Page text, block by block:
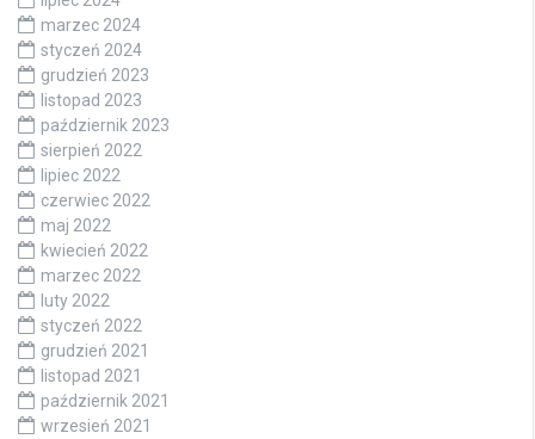
marzec 2024
styczeń 2024
grudzień 2023
listopad 2023
październik 2023
sierpień 2022
lipiec 2022
czerwiec 2022
maj 2022
kwiecień 2022
marzec 2022
luty 2022
styczeń 2022
grudzień 2021
listopad 2021
październik 2021
wrzesień 2021